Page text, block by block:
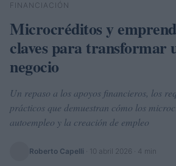
Buscar
FINANCIACIÓN
Microcréditos y
claves para transformar
negocio
Un repaso a los apoyos financieros, los
prácticos que demuestran cómo los
autoempleo y la creación de empleo
Roberto Capelli 10 abril 2026 · 4 min